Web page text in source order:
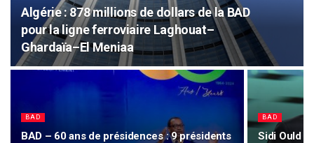
Algérie : 878 millions de dollars de la BAD
pour la ligne ferroviaire Laghouat–
Ghardaïa–El Meniaa
BAD
BAD – 60 ans de présidences : 9 présidents
BAD
Sidi Ould